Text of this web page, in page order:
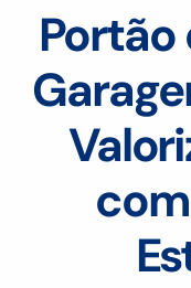
Portão